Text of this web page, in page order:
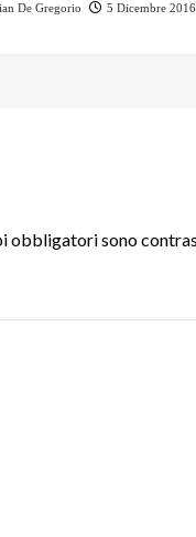
De Gregorio
5 Dicembre 2016
obbligatori sono